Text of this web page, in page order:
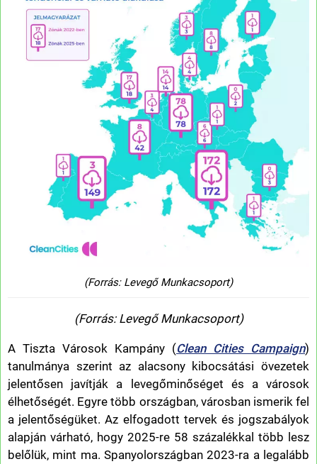
(Forrás: Levegő Munkacsoport)
(Forrás: Levegő Munkacsoport)
A Tiszta Városok Kampány (Clean Cities Campaign)
tanulmánya szerint az alacsony kibocsátási övezetek
jelentősen javítják a levegőminőséget és a városok
élhetőségét. Egyre több országban, városban ismerik fel
a jelentőségüket. Az elfogadott tervek és jogszabályok
alapján várható, hogy 2025-re 58 százalékkal több lesz
belőlük, mint ma. Spanyolországban 2023-ra a legalább